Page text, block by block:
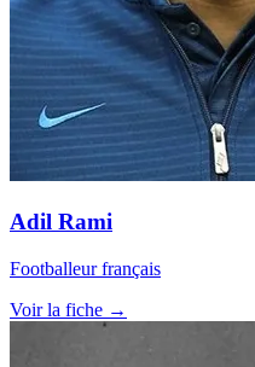
Adil Rami
Footballeur français
Voir la fiche →